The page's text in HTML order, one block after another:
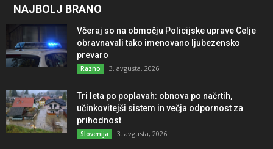
NAJBOLJ BRANO
Včeraj so na območju Policijske uprave Celje
obravnavali tako imenovano ljubezensko
prevaro
Razno 3. avgusta, 2026
Tri leta po poplavah: obnova po načrtih,
učinkovitejši sistem in večja odpornost za
prihodnost
Slovenija 3. avgusta, 2026